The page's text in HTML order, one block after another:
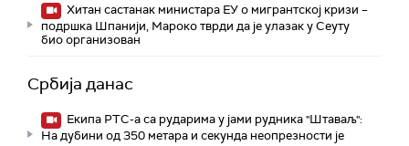
Хитан састанак министара ЕУ о мигрантској кризи –
подршка Шпанији, Мароко тврди да је улазак у Сеуту
био организован
Србија данас
Екипа РТС-а са рударима у јами рудника "Штаваљ":
На дубини од 350 метара и секунда неопрезности је